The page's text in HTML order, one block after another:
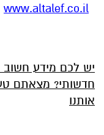
www.altalef.co.il
יש לכם מידע חשוב
חדשותי? מצאתם
אותנו